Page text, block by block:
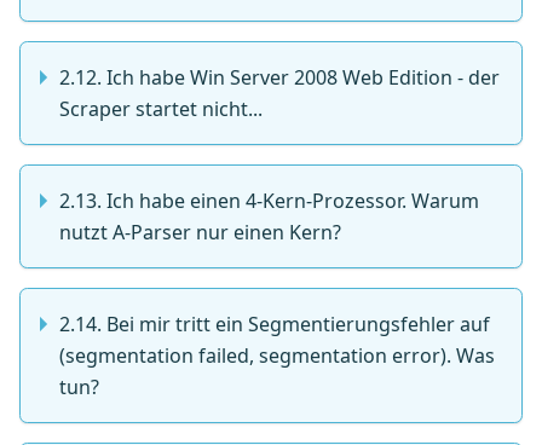
2.12. Ich habe Win Server 2008 Web Edition - der
Scraper startet nicht...
2.13. Ich habe einen 4-Kern-Prozessor. Warum
nutzt A-Parser nur einen Kern?
2.14. Bei mir tritt ein Segmentierungsfehler auf
(segmentation failed, segmentation error). Was
tun?